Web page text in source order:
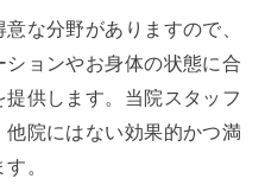
な分野がありますので、
ョンやお身体の状態に合
供します。当院スタッフ
院にはない効果的かつ満
。